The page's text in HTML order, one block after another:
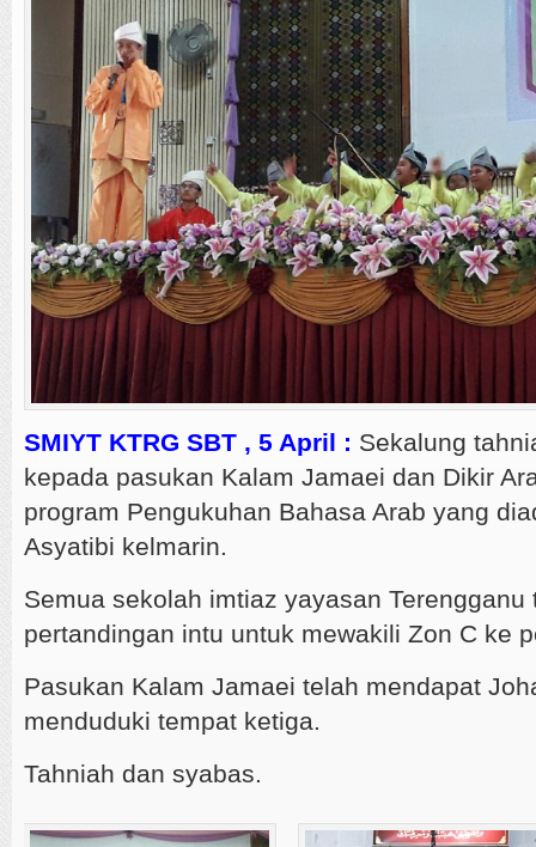
SMIYT KTRG SBT , 5 April : Sekalung
kepada pasukan Kalam Jamaei dan Dikir
program Pengukuhan Bahasa Arab yang
Asyatibi kelmarin.
Semua sekolah imtiaz yayasan Terengganu
pertandingan intu untuk mewakili Zon C ke
Pasukan Kalam Jamaei telah mendapat
menduduki tempat ketiga.
Tahniah dan syabas.